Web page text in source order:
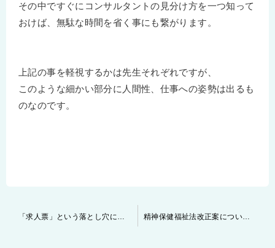
その中ですぐにコンサルタントの見分け方を一つ知って
おけば、無駄な時間を省く事にも繋がります。
上記の事を軽視するかは先生それぞれですが、
このような細かい部分に人間性、仕事への姿勢は出るも
のなのです。
「求人票」という落とし穴に気をつけましょう。 精神保健福祉法改正案について